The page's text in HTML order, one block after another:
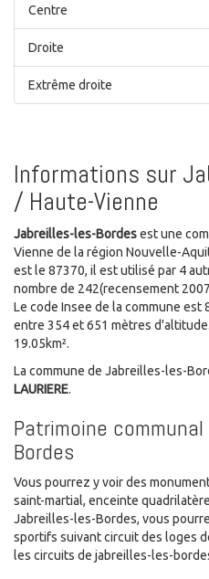
Centre
Droite
Extrême droite
Informations sur
/ Haute-Vienne
Jabreilles-les-Bordesest une
Vienne de la région Nouvelle-
est le 87370, il est utilisé par 4
nombre de 242(recensement
Le code Insee de la commune est
entre 354 et 651 mètres
19.05km².
La commune de Jabreilles-les-
LAURIERE.
Patrimoine
Bordes
Vous pourrez y voir des
saint-martial, enceinte
Jabreilles-les-Bordes, vous
sportifs suivant circuit des loges
les circuits de jabreilles-les-